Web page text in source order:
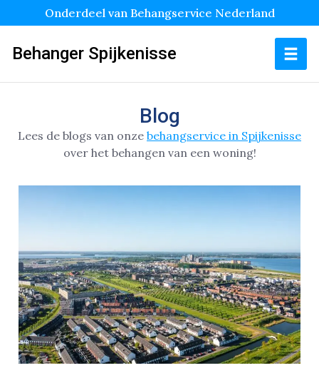
Onderdeel van Behangservice Nederland
Behanger Spijkenisse
Blog
Lees de blogs van onze behangservice in Spijkenisse
over het behangen van een woning!